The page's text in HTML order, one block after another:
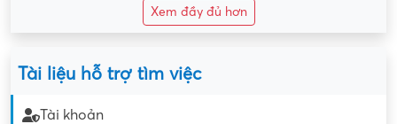
Xem đầy đủ hơn
Tài liệu hỗ trợ tìm việc
Tài khoản